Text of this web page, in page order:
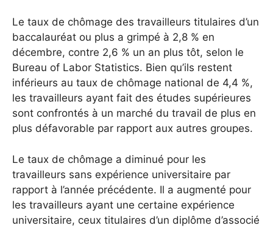
Le taux de chômage des travailleurs titulaires d’un
baccalauréat ou plus a grimpé à 2,8 % en
décembre, contre 2,6 % un an plus tôt, selon le
Bureau of Labor Statistics. Bien qu’ils restent
inférieurs au taux de chômage national de 4,4 %,
les travailleurs ayant fait des études supérieures
sont confrontés à un marché du travail de plus en
plus défavorable par rapport aux autres groupes.
Le taux de chômage a diminué pour les
travailleurs sans expérience universitaire par
rapport à l’année précédente. Il a augmenté pour
les travailleurs ayant une certaine expérience
universitaire, ceux titulaires d’un diplôme d’associé